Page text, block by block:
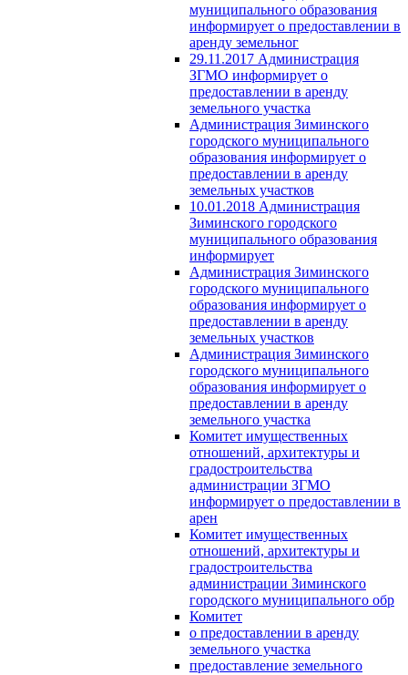
муниципального образования
информирует о предоставлении в
аренду земельног
29.11.2017 Администрация
ЗГМО информирует о
предоставлении в аренду
земельного участка
Администрация Зиминского
городского муниципального
образования информирует о
предоставлении в аренду
земельных участков
10.01.2018 Администрация
Зиминского городского
муниципального образования
информирует
Администрация Зиминского
городского муниципального
образования информирует о
предоставлении в аренду
земельных участков
Администрация Зиминского
городского муниципального
образования информирует о
предоставлении в аренду
земельного участка
Комитет имущественных
отношений, архитектуры и
градостроительства
администрации ЗГМО
информирует о предоставлении в
арен
Комитет имущественных
отношений, архитектуры и
градостроительства
администрации Зиминского
городского муниципального обр
Комитет
о предоставлении в аренду
земельного участка
предоставление земельного